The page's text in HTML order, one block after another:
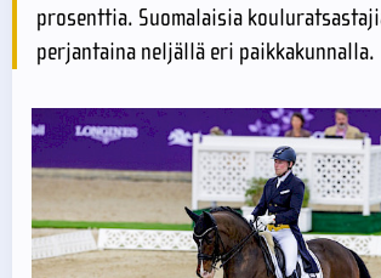
prosenttia. Suomalaisia
perjantaina neljällä eri paikkakunnalla.